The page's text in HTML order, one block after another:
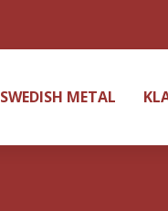
SWEDISH METAL